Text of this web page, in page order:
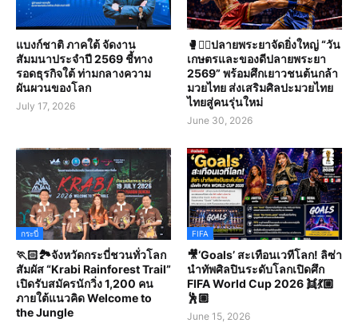
แบงก์ชาติ ภาคใต้ จัดงาน
สัมมนาประจำปี 2569 ชี้ทาง
รอดธุรกิจใต้ ท่ามกลางความ
ผันผวนของโลก
July 17, 2026
🥊🤼‍♀️ปลายพระยาจัดยิ่งใหญ่ “วัน
เกษตรและของดีปลายพระยา
2569” พร้อมศึกเยาวชนต้นกล้า
มวยไทย ส่งเสริมศิลปะมวยไทย
ไทยสู่คนรุ่นใหม่
June 30, 2026
กระบี่
🏃🏻🏞️จังหวัดกระบี่ชวนทั่วโลก
สัมผัส “Krabi Rainforest Trail”
เปิดรับสมัครนักวิ่ง 1,200 คน
ภายใต้แนวคิด Welcome to
the Jungle
FIFA
🎥‘Goals’ สะเทือนเวทีโลก! ลิซ่า
นำทัพศิลปินระดับโลกเปิดศึก
FIFA World Cup 2026 👯💃🏼
🕺🏽
June 15, 2026